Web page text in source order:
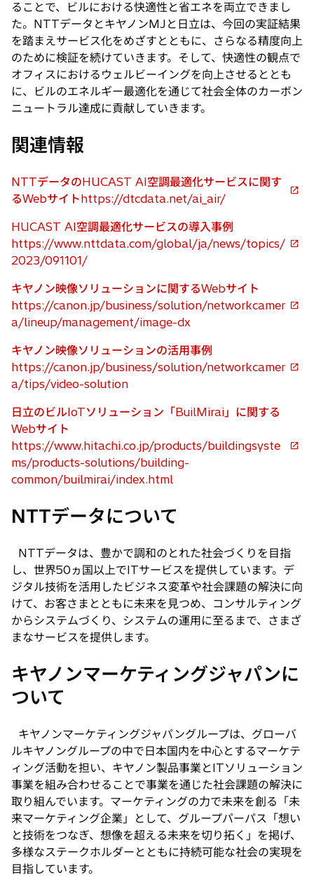
ることで、ビルにおける快適性と省エネを両立できまし
た。NTTデータとキヤノンMJと日立は、今回の実証結果
を踏まえサービス化をめざすとともに、さらなる精度向上
のために検証を続けていきます。そして、快適性の観点で
オフィスにおけるウェルビーイングを向上させるととも
に、ビルのエネルギー最適化を通じて社会全体のカーボン
ニュートラル達成に貢献していきます。
関連情報
NTTデータのHUCAST AI空調最適化サービスに関す
るWebサイトhttps://dtcdata.net/ai_air/
新
い
タ
ブ
で
開
HUCAST AI空調最適化サービスの導入事例
https://www.nttdata.com/global/ja/news/topics/
2023/091101/
新
し
い
タ
ブ
開
く
キヤノン映像ソリューションに関するWebサイト
https://canon.jp/business/solution/networkcamer
a/lineup/management/image-dx
新
し
い
タ
ブ
開
く
キヤノン映像ソリューションの活用事例
https://canon.jp/business/solution/networkcamer
a/tips/video-solution
新
し
い
タ
ブ
で
開
日立のビルIoTソリューション「BuilMirai」に関する
Webサイト
https://www.hitachi.co.jp/products/buildingsyste
ms/products-solutions/building-
common/builmirai/index.html
新
し
い
ブ
開
く
NTTデータについて
NTTデータは、豊かで調和のとれた社会づくりを目指
し、世界50ヵ国以上でITサービスを提供しています。デ
ジタル技術を活用したビジネス変革や社会課題の解決に向
けて、お客さまとともに未来を見つめ、コンサルティング
からシステムづくり、システムの運用に至るまで、さまざ
まなサービスを提供します。
キヤノンマーケティングジャパンに
ついて
キヤノンマーケティングジャパングループは、グローバ
ルキヤノングループの中で日本国内を中心とするマーケテ
ィング活動を担い、キヤノン製品事業とITソリューション
事業を組み合わせることで事業を通じた社会課題の解決に
取り組んでいます。マーケティングの力で未来を創る「未
来マーケティング企業」として、グループパーパス「想い
と技術をつなぎ、想像を超える未来を切り拓く」を掲げ、
多様なステークホルダーとともに持続可能な社会の実現を
目指しています。